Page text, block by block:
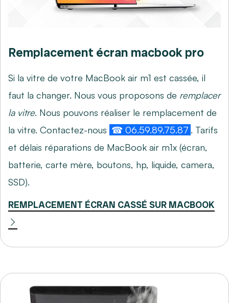
Remplacement écran macbook pro
Si la vitre de votre MacBook air m1 est cassée, il
faut la changer. Nous vous proposons de remplacer
la vitre. Nous pouvons réaliser le remplacement de
la vitre. Contactez-nous ☎ 06.59.89.75.87 . Tarifs
et délais réparations de MacBook air m1x (écran,
batterie, carte mère, boutons, hp, liquide, camera,
SSD).
REMPLACEMENT ÉCRAN CASSÉ SUR MACBOOK